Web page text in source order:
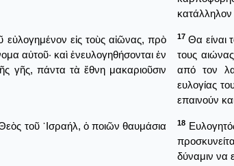
κατάλληλον
εὐλογημένον εἰς τοὺς αἰῶνας, πρὸ
αὐτοῦ· καὶ ἐνευλογηθήσονται ἐν
γῆς, πάντα τὰ ἔθνη μακαριοῦσιν
17 Θα είναι
τους
από τον
ευλογίας
επαινούν
τοῦ ᾿Ισραήλ, ὁ ποιῶν θαυμάσια
18
δύναμιν να